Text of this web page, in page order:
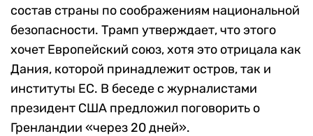
состав страны по соображениям национальной
безопасности. Трамп утверждает, что этого
хочет Европейский союз, хотя это отрицала как
Дания, которой принадлежит остров, так и
институты ЕС. В беседе с журналистами
президент США предложил поговорить о
Гренландии «через 20 дней».